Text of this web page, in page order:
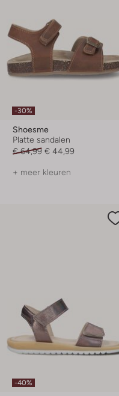
-30%
Shoesme
Platte sandalen
€ 64,99 € 44,99
+ meer kleuren
-40%